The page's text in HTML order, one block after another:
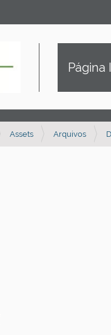
Página
Assets Arquivos